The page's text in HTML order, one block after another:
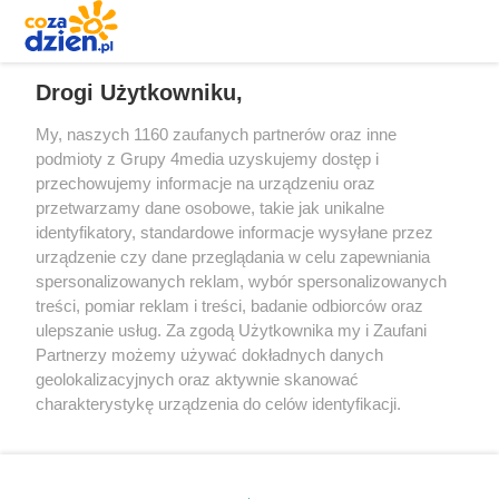
Redakcja Reklama Prywatność
Praca Łódź
the:protocol
Drogi Użytkowniku,
My, naszych 1160 zaufanych partnerów oraz inne
podmioty z Grupy 4media uzyskujemy dostęp i
przechowujemy informacje na urządzeniu oraz
przetwarzamy dane osobowe, takie jak unikalne
identyfikatory, standardowe informacje wysyłane przez
urządzenie czy dane przeglądania w celu zapewniania
spersonalizowanych reklam, wybór spersonalizowanych
treści, pomiar reklam i treści, badanie odbiorców oraz
ulepszanie usług. Za zgodą Użytkownika my i Zaufani
Partnerzy możemy używać dokładnych danych
geolokalizacyjnych oraz aktywnie skanować
charakterystykę urządzenia do celów identyfikacji.